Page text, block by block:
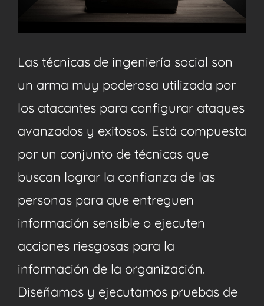
Las técnicas de ingeniería social son
un arma muy poderosa utilizada por
los atacantes para configurar ataques
avanzados y exitosos. Está compuesta
por un conjunto de técnicas que
buscan lograr la confianza de las
personas para que entreguen
información sensible o ejecuten
acciones riesgosas para la
información de la organización.
Diseñamos y ejecutamos pruebas de